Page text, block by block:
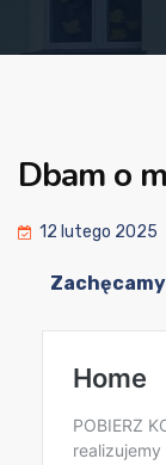
Dbam o
12 lutego 2025